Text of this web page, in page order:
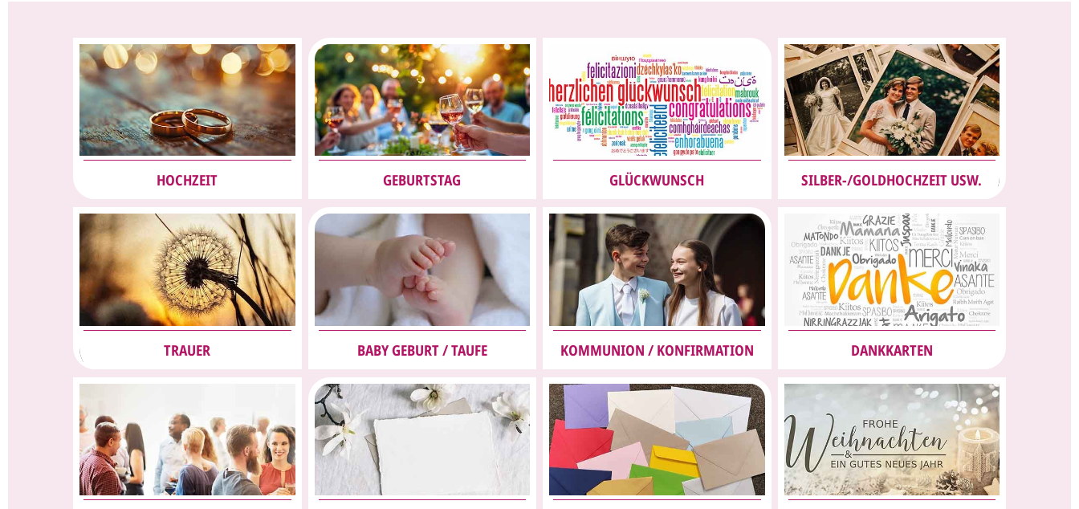
HOCHZEIT GEBURTSTAG GLÜCKWUNSCH SILBER-/GOLDHOCHZEIT USW.
TRAUER BABY GEBURT /TAUFE KOMMUNION / KONFIRMATION DANKKARTEN